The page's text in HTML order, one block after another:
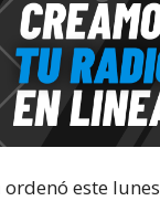
ordenó este